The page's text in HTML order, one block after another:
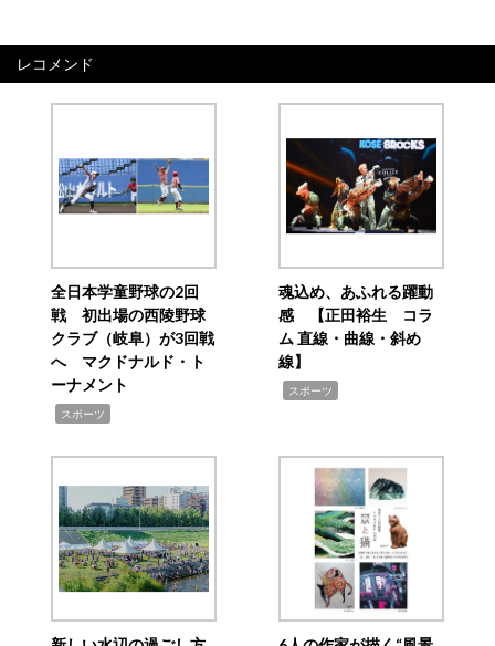
レコメンド
全日本学童野球の2回
戦 初出場の西陵野球
クラブ（岐阜）が3回戦
へ マクドナルド・ト
ーナメント
スポーツ
魂込め、あふれる躍動
感 【正田裕生 コラ
ム 直線・曲線・斜め
線】
スポーツ